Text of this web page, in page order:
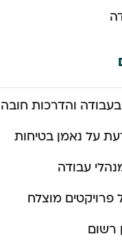
והדרכות חובה
על נאמן בטיחות
עבודה
פרויקטים מוצלח
רשום